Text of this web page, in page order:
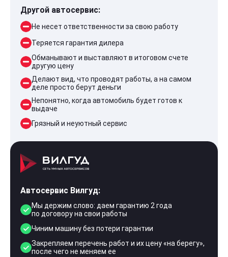
Другой автосервис:
Не несет ответственности за свою работу
Теряется гарантия дилера
Обманывают и выставляют в итоговом счете
другую цену
Делают вид, что проводят работы, а на самом
деле просто берут деньги
Непонятно, когда автомобиль будет готов к
выдаче
Грязный и неуютный сервис
Автосервис Вилгуд:
Мы держим слово: даем гарантию 2 года
по договору на свои работы
Чиним машину без потери гарантии
Закрепляем перечень работ и их цену «на берегу»,
после чего не меняем ее